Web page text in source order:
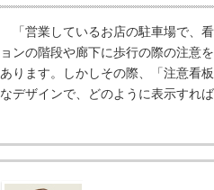
「営業しているお店の駐車場で、
ョンの階段や廊下に歩行の際の注意
あります。しかしその際、「注意看
なデザインで、どのように表示すれ